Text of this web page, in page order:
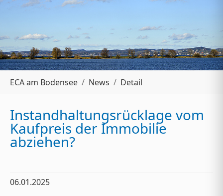
ECA am Bodensee News Detail
Instandhaltungsrücklage vom
Kaufpreis der Immobilie
abziehen?
06.01.2025